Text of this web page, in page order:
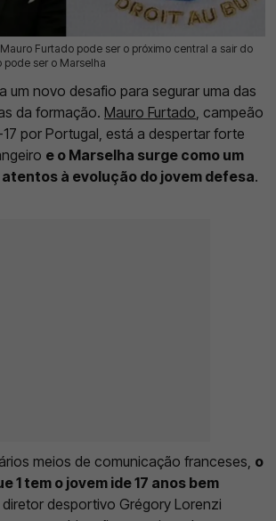
Furtado pode ser o próximo central a sair do
pode ser o Marselha
0
um novo desafio para segurar uma das
da formação. Mauro Furtado, campeão
por Portugal, está a despertar forte
e o Marselha surge como um
à evolução do jovem defesa.
meios de comunicação franceses, o
1 tem o jovem ide 17 anos bem
diretor desportivo Grégory Lorenzi